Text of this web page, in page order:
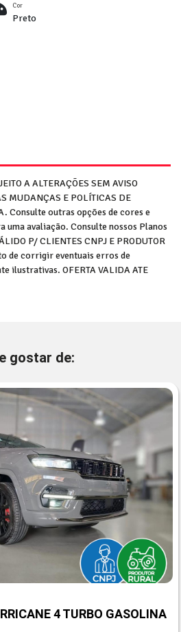
Cor
Preto
A ALTERAÇÕES SEM AVISO
MUDANÇAS E POLÍTICAS DE
Consulte outras opções de cores e
uma avaliação. Consulte nossos Planos
P/ CLIENTES CNPJ E PRODUTOR
de corrigir eventuais erros de
ilustrativas. OFERTA VALIDA ATE
gostar de:
4 TURBO GASOLINA